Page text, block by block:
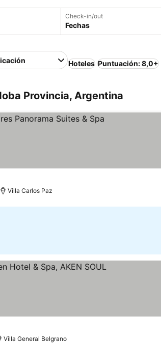
Check-in/out
Fechas
Hoteles Puntuación: 8,0+
Provincia, Argentina
Villa Carlos Paz
Villa General Belgrano